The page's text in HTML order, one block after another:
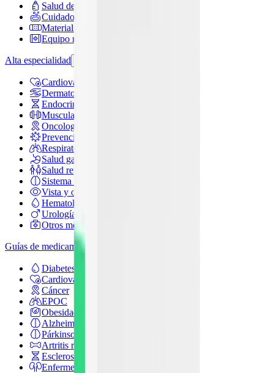
Salud de mamá y bebé
Cuidado personal
Material de curación
Equipo médico
Alta especialidad
Cardiovascular
Dermatología
Endocrina general
Muscular y articulaciones
Oncología e inmunoterapia
Prevención y tratamiento de infecciones
Respiratorio
Salud gastrointestinal y metabólica
Salud reproductiva y hormonal
Sistema nervioso
Vista y oído
Hematología
Urología
Otros medicamentos
Guías de medicamentos
Diabetes
Cardiovascular
Cáncer
EPOC
Obesidad
Alzheimer
Párkinson
Artritis reumatoide
Esclerosis múltiple
Enfermedad renal